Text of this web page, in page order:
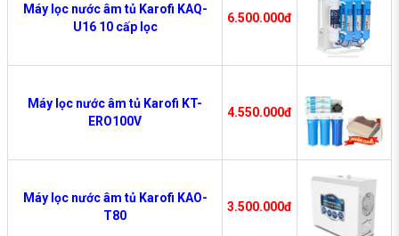
Máy lọc nước âm tủ Karofi KAQ-
U16 10 cấp lọc
6.500.000đ
Máy lọc nước âm tủ Karofi KT-
ERO100V
4.550.000đ
Máy lọc nước âm tủ Karofi KAO-
T80
3.500.000đ